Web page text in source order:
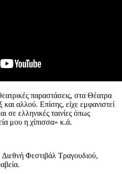
παραστάσεις, στα Θέατρα
αλλού. Επίσης, είχε εμφανιστεί
σε ελληνικές ταινίες όπως
μου η χίπισσα» κ.ά.
Φεστιβάλ Τραγουδιού,